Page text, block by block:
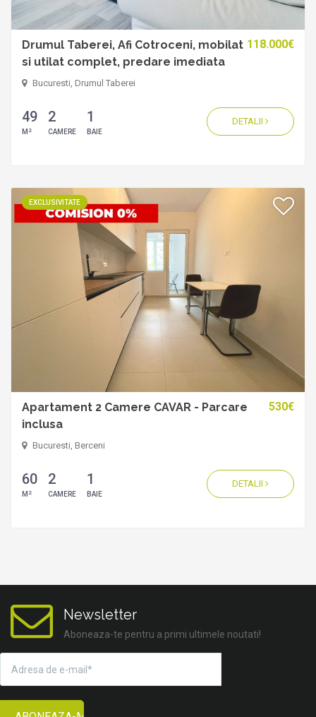
Drumul Taberei, Afi Cotroceni, mobilat
si utilat complet, predare imediata
118.000€
Bucuresti, Drumul Taberei
49
M 2
2
CAMERE
1
BAIE
DETALII
EXCLUSIVITATE
Apartament 2 Camere CAVAR - Parcare
inclusa
530€
Bucuresti, Berceni
60
M 2
2
CAMERE
1
BAIE
DETALII
Newsletter
Aboneaza-te pentru a primi ultimele noutati!